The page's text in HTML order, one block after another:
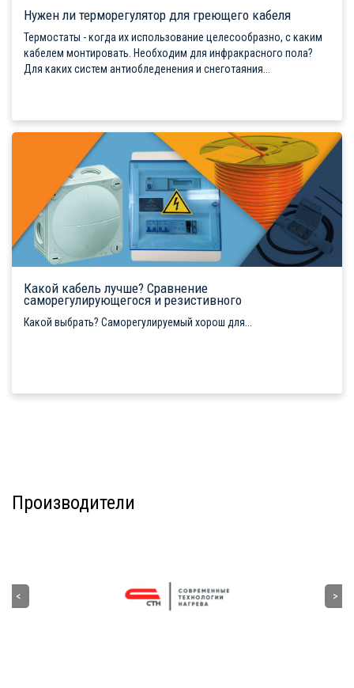
Нужен ли терморегулятор для греющего кабеля
Термостаты - когда их использование целесообразно, с каким
кабелем монтировать. Необходим для инфракрасного пола?
Для каких систем антиобледенения и снеготаяния...
Какой кабель лучше? Сравнение
саморегулирующегося и резистивного
Какой выбрать? Саморегулируемый хорош для...
Производители